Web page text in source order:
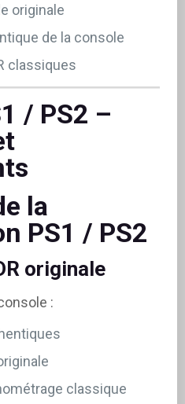
originale
de la console
classiques
/ PS2 –
la
PS1 / PS2
originale
:
classique